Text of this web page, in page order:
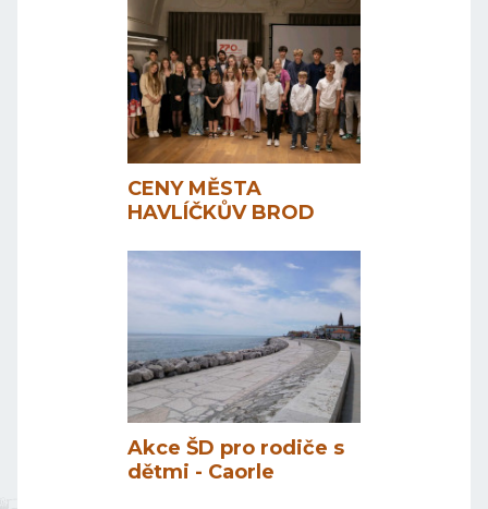
CENY MĚSTA
HAVLÍČKŮV BROD
Akce ŠD pro rodiče s
dětmi - Caorle